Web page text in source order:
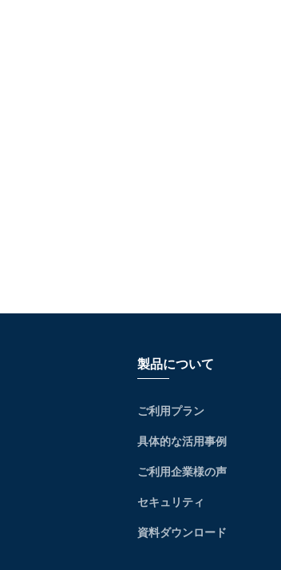
製品について
ご利用プラン
具体的な活用事例
ご利用企業様の声
セキュリティ
資料ダウンロード